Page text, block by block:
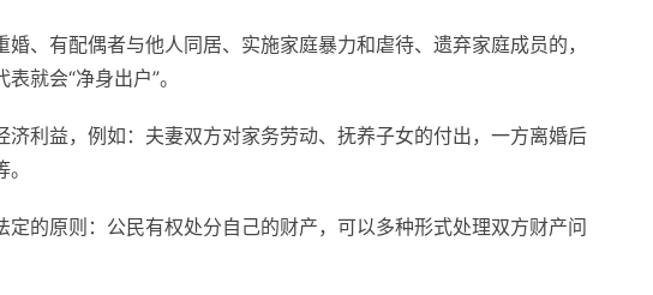
婚、有配偶者与他人同居、实施家庭暴力和虐待、遗弃家庭成员的，
就会“净身出户”。
济利益，例如：夫妻双方对家务劳动、抚养子女的付出，一方离婚后
定的原则：公民有权处分自己的财产，可以多种形式处理双方财产问